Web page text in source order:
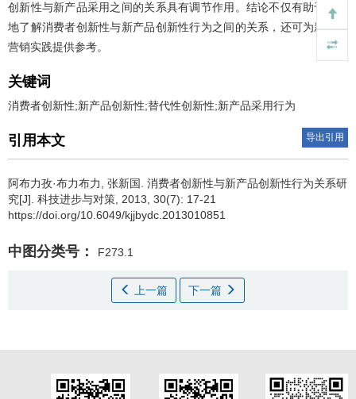
创新性与新产品采用之间的关系具有调节作用。结论不仅有助于更好
地了解消费者创新性与新产品创新性行为之间的关系，还可为新产品
营销实践提供参考。
关键词
消费者创新性;新产品创新性;替代性创新性;新产品采用行为
引用本文 导出引用
阿布力孜·布力布力 张新国
消费者创新性与新产品创新性行为关系研
究[J]. 科技进步与对策, 2013, 30(7): 17-21
https://doi.org/10.6049/kjjbydc.2013010851
中图分类号： F273.1
上一篇 下一篇